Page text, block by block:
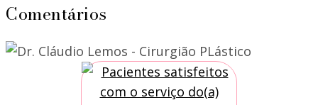
Comentários